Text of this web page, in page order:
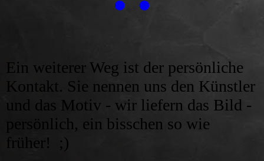
Ein weiterer Weg ist der persönliche
Kontakt. Sie nennen uns den Künstler
und das Motiv - wir liefern das Bild -
persönlich, ein bisschen so wie
früher! ;)